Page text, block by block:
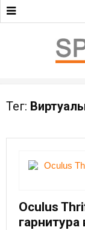
Тег:
Oculus
гарнитура